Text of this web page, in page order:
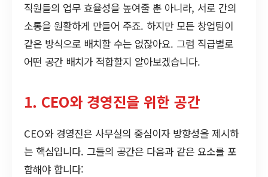
직원들의 업무 효율성을 높여줄 뿐 아니라, 서로 간의
소통을 원활하게 만들어 주죠. 하지만 모든 창업팀이
같은 방식으로 배치할 수는 없잖아요. 그럼 직급별로
어떤 공간 배치가 적합할지 알아보겠습니다.
1. CEO와 경영진을 위한 공간
CEO와 경영진은 사무실의 중심이자 방향성을 제시하
는 핵심입니다. 그들의 공간은 다음과 같은 요소를 포
함해야 합니다: